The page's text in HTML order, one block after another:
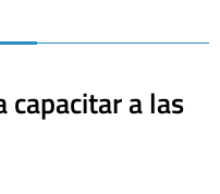
capacitar a las